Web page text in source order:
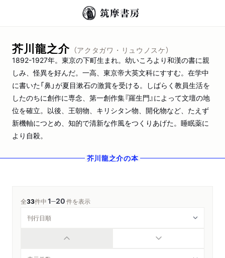
芥川龍之介 （アクタガワ・リュウノスケ）
1892-1927年。東京の下町生まれ。幼いころより和漢の書に親
しみ、怪異を好んだ。一高、東京帝大英文科にすすむ。在学中
に書いた「鼻」が夏目漱石の激賞を受ける。しばらく教員生活を
したのちに創作に専念、第一創作集『羅生門』によって文壇の地
位を確立。以後、王朝物、キリシタン物、開化物など、たえず
新機軸につとめ、知的で清新な作風をつくりあげた。睡眠薬に
より自殺。
芥川龍之介の本
全33件中1─20件を表示